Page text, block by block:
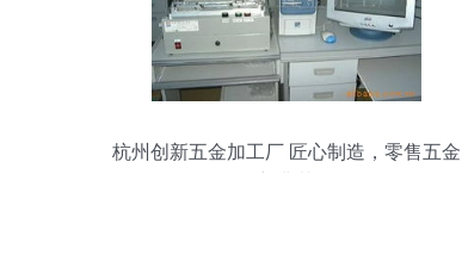
杭州创新五金加工厂 匠心制造，零售五金